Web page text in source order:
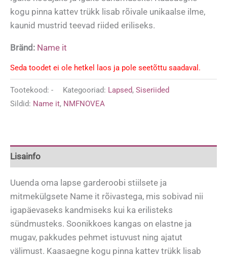
kogu pinna kattev trükk lisab rõivale unikaalse ilme,
kaunid mustrid teevad riided eriliseks.
Bränd: Name it
Seda toodet ei ole hetkel laos ja pole seetõttu saadaval.
Tootekood: - Kategooriad: Lapsed, Siseriided
Sildid: Name it, NMFNOVEA
Lisainfo
Uuenda oma lapse garderoobi stiilsete ja
mitmekülgsete Name it rõivastega, mis sobivad nii
igapäevaseks kandmiseks kui ka erilisteks
sündmusteks. Soonikkoes kangas on elastne ja
mugav, pakkudes pehmet istuvust ning ajatut
välimust. Kaasaegne kogu pinna kattev trükk lisab